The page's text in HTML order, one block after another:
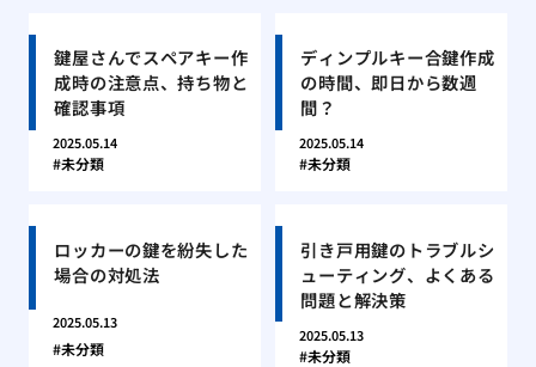
鍵屋さんでスペアキー作
成時の注意点、持ち物と
確認事項
2025.05.14
未分類
ディンプルキー合鍵作成
の時間、即日から数週
間？
2025.05.14
未分類
ロッカーの鍵を紛失した
場合の対処法
2025.05.13
未分類
引き戸用鍵のトラブルシ
ューティング、よくある
問題と解決策
2025.05.13
未分類